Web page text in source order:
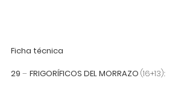
Ficha técnica
29 – FRIGORÍFICOS DEL MORRAZO (16+13):